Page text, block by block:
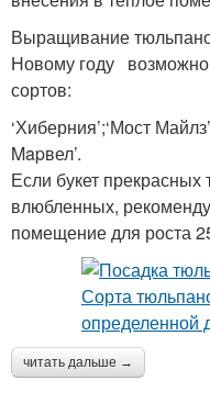
Выращивание
Новому году возможно
сортов:
‘Хиберния’;‘Мост
Mapвел’.
Если букет
влюбленных,
помещение для роста
читать дальше →